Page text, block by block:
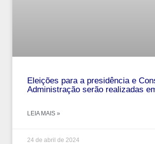
Eleições para a presidência e
Administração serão realizadas
LEIA MAIS »
24 de abril de 2024